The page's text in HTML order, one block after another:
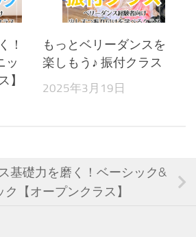
！
ッ
】
もっとベリーダンスを
楽しもう♪ 振付クラス
2025年3月19日
基礎力を磨く！ベーシック&
ク【オープンクラス】